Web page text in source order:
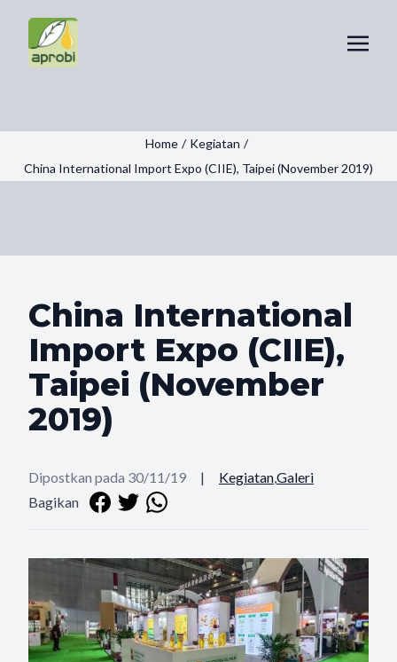
Home / Kegiatan /
China International Import Expo (CIIE), Taipei (November 2019)
China International
Import Expo (CIIE),
Taipei (November
2019)
Dipostkan pada 30/11/19 | Kegiatan,Galeri
Bagikan